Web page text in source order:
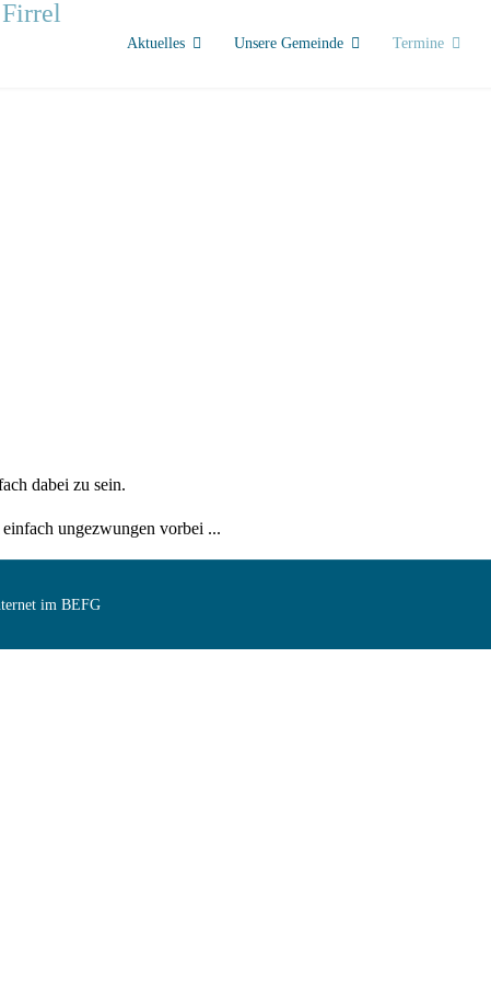
Aktuelles Unsere Gemeinde Termine
dabei zu sein.
ungezwungen vorbei ...
im BEFG